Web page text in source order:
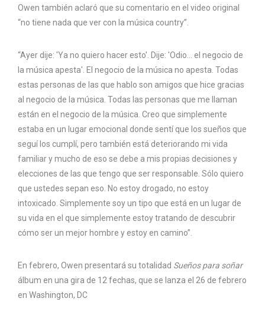
Owen también aclaró que su comentario en el video original
“no tiene nada que ver con la música country”.
“Ayer dije: 'Ya no quiero hacer esto'. Dije: 'Odio… el negocio de
la música apesta'. El negocio de la música no apesta. Todas
estas personas de las que hablo son amigos que hice gracias
al negocio de la música. Todas las personas que me llaman
están en el negocio de la música. Creo que simplemente
estaba en un lugar emocional donde sentí que los sueños que
seguí los cumplí, pero también está deteriorando mi vida
familiar y mucho de eso se debe a mis propias decisiones y
elecciones de las que tengo que ser responsable. Sólo quiero
que ustedes sepan eso. No estoy drogado, no estoy
intoxicado. Simplemente soy un tipo que está en un lugar de
su vida en el que simplemente estoy tratando de descubrir
cómo ser un mejor hombre y estoy en camino”.
En febrero, Owen presentará su totalidad Sueños para soñar
álbum en una gira de 12 fechas, que se lanza el 26 de febrero
en Washington, DC